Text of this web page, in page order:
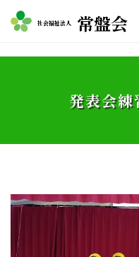
社会福祉法人 常盤会
発表会練